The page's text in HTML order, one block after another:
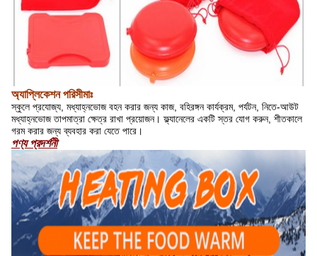
অ্যাপ্লিকেশন পরিসীমাঃ
স্কুলে প্রযোজ্য, মধ্যাহ্নভোজ বহন করার জন্য কাজ, বহিরঙ্গন কার্যক্রম, পর্যটন, নিতে-আউট
মধ্যাহ্নভোজ তাপমাত্রা ক্ষেত্র রাখা প্রয়োজন। ফ্ল্যানেলের একটি স্তর যোগ করুন, শীতকালে
গরম করার জন্য ব্যবহার করা যেতে পারে।
পণ্য প্রদর্শনী